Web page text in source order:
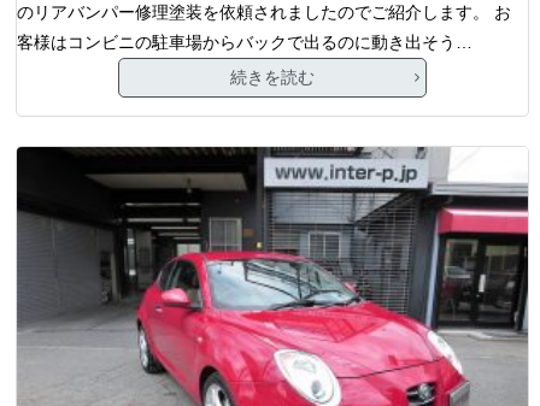
のリアバンパー修理塗装を依頼されましたのでご紹介します。 お
客様はコンビニの駐車場からバックで出るのに動き出そう…
続きを読む